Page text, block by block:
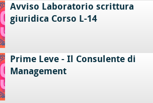
Avviso Laboratorio scrittura
giuridica Corso L-14
Prime Leve - Il Consulente di
Management